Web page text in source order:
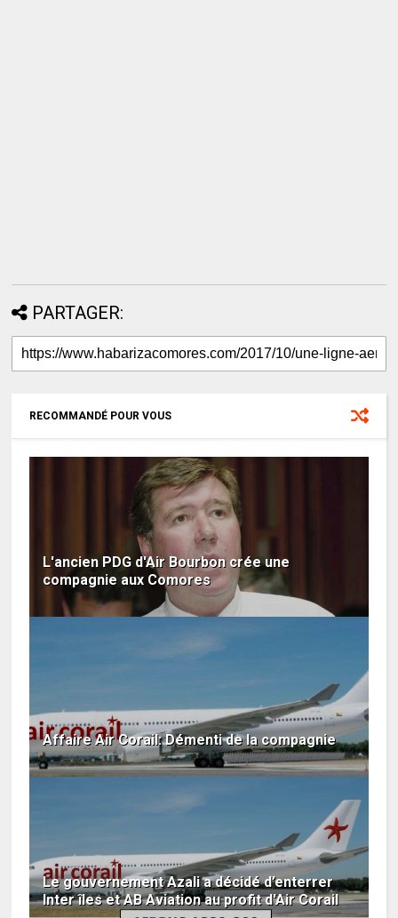
PARTAGER:
RECOMMANDÉ POUR VOUS
L'ancien PDG d'Air Bourbon crée une
compagnie aux Comores
Affaire Air Corail: Démenti de la compagnie
Le gouvernement Azali a décidé d’enterrer
Inter îles et AB Aviation au profit d'Air Corail